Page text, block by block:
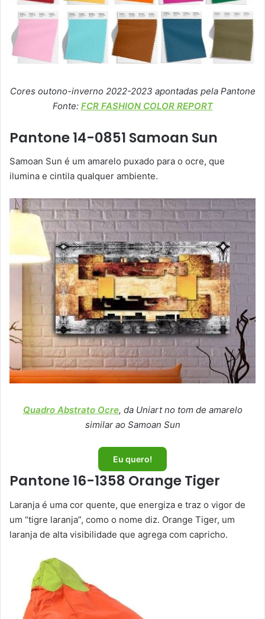
Cores outono-inverno 2022-2023 apontadas pela Pantone
Fonte: FCR FASHION COLOR REPORT
Pantone 14-0851 Samoan Sun
Samoan Sun é um amarelo puxado para o ocre, que
ilumina e cintila qualquer ambiente.
Quadro Abstrato Ocre, da Uniart no tom de amarelo
similar ao Samoan Sun
Eu quero!
Pantone 16-1358 Orange Tiger
Laranja é uma cor quente, que energiza e traz o vigor de
um “tigre laranja”, como o nome diz. Orange Tiger, um
laranja de alta visibilidade que agrega com capricho.